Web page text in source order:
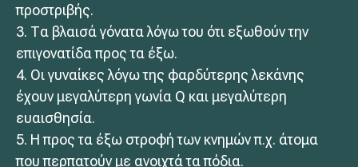
προστριβής.
3. Τα βλαισά γόνατα λόγω του ότι εξωθούν την
επιγονατίδα προς τα έξω.
4. Οι γυναίκες λόγω της φαρδύτερης λεκάνης
έχουν μεγαλύτερη γωνία Q και μεγαλύτερη
ευαισθησία.
5. Η προς τα έξω στροφή των κνημών π.χ. άτομα
που περπατούν με ανοιχτά τα πόδια.